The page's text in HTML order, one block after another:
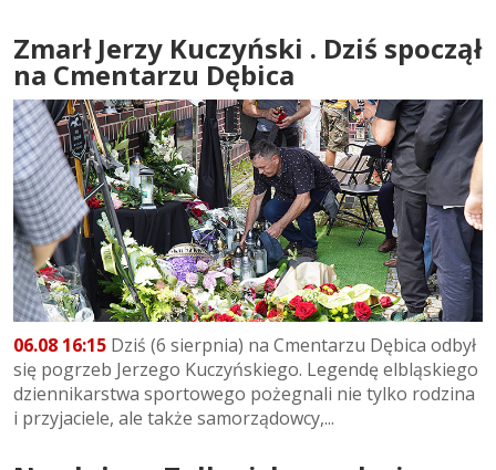
Zmarł Jerzy Kuczyński . Dziś spoczął
na Cmentarzu Dębica
06.08 16:15 Dziś (6 sierpnia) na Cmentarzu Dębica odbył
się pogrzeb Jerzego Kuczyńskiego. Legendę elbląskiego
dziennikarstwa sportowego pożegnali nie tylko rodzina
i przyjaciele, ale także samorządowcy,...